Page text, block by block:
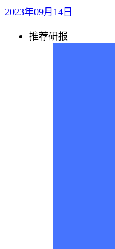
2023年09月14日
推荐研报